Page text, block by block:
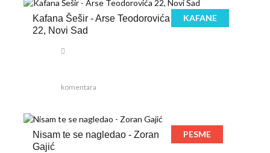
Kafana Šešir - Arse Teodorovića
22, Novi Sad
KAFANE
komentara
Nisam te se nagledao - Zoran
Gajić
PESME